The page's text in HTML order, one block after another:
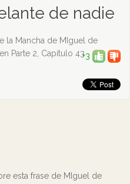
de nadie
Mancha de MIguel de
Parte 2, Capítulo 43+3
esta frase de MIguel de